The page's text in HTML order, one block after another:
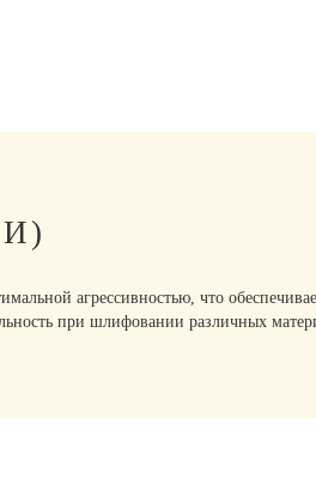
агрессивностью, что
при шлифовании различных